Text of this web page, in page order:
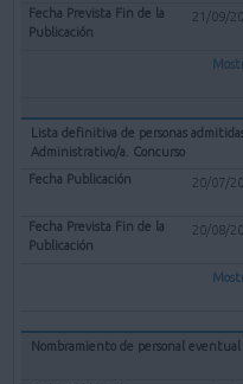
21/09/
Lista definitiva de personas
Administrativo/a. Concurso
20/07/
20/08/
Nombramiento de personal eventual